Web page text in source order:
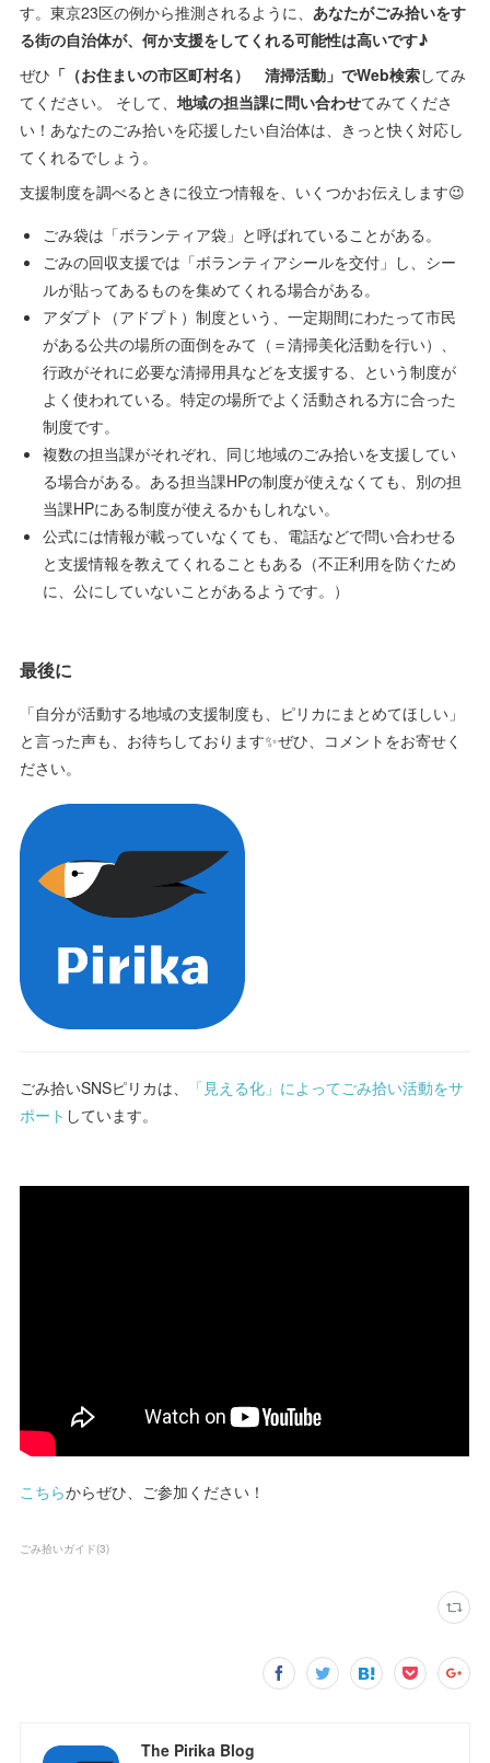
す。東京23区の例から推測されるように、あなたがごみ拾いをす
る街の自治体が、何か支援をしてくれる可能性は高いです♪
ぜひ 「（お住まいの市区町村名） 清掃活動」でWeb検索してみ
てください。 そして、地域の担当課に問い合わせてみてくださ
い！あなたのごみ拾いを応援したい自治体は、きっと快く対応し
てくれるでしょう。
支援制度を調べるときに役立つ情報を、いくつかお伝えします😉
ごみ袋は「ボランティア袋」と呼ばれていることがある。
ごみの回収支援では「ボランティアシールを交付」し、シー
ルが貼ってあるものを集めてくれる場合がある。
アダプト（アドプト）制度という、一定期間にわたって市民
がある公共の場所の面倒をみて（＝清掃美化活動を行い）、
行政がそれに必要な清掃用具などを支援する、という制度が
よく使われている。特定の場所でよく活動される方に合った
制度です。
複数の担当課がそれぞれ、同じ地域のごみ拾いを支援してい
る場合がある。ある担当課HPの制度が使えなくても、別の担
当課HPにある制度が使えるかもしれない。
公式には情報が載っていなくても、電話などで問い合わせる
と支援情報を教えてくれることもある（不正利用を防ぐため
に、公にしていないことがあるようです。）
最後に
「自分が活動する地域の支援制度も、ピリカにまとめてほしい」
と言った声も、お待ちしております✨ぜひ、コメントをお寄せく
ださい。
ごみ拾いSNSピリカは、
「見える化」によってごみ拾い活動をサ
ポート しています。
こちらからぜひ、ご参加ください！
ごみ拾いガイド(3)
The Pirika Blog